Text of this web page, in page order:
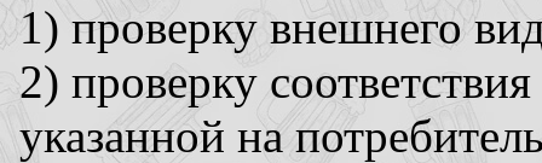
1) проверку внешнего
2) проверку
указанной на